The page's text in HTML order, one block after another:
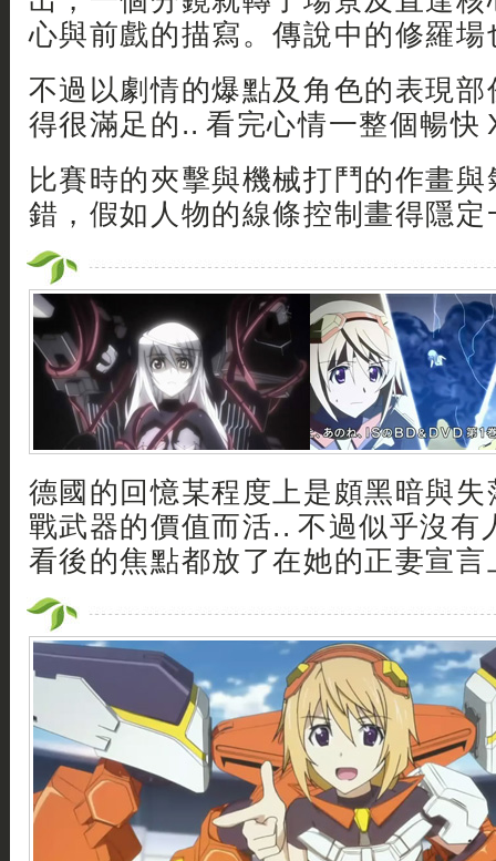
心與前戲的描寫。傳說中的修羅
不過以劇情的爆點及角色的表現
得很滿足的.. 看完心情一整個暢快
比賽時的夾擊與機械打鬥的作畫
錯，假如人物的線條控制畫得隱
德國的回憶某程度上是頗黑暗與
戰武器的價值而活.. 不過似乎沒有
看後的焦點都放了在她的正妻宣